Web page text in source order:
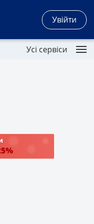
Увійти
Усі сервіси